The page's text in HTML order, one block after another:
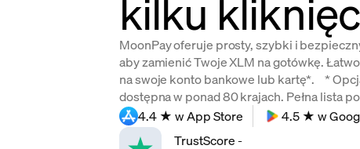
kilku
MoonPay oferuje prosty, szybki i
aby zamienić Twoje XLM na gotówkę.
na swoje konto bankowe lub kartę*. *
dostępna w ponad 80 krajach. Pełna lista
4.4 ★ w App Store
4.5 ★ w
TrustScore-